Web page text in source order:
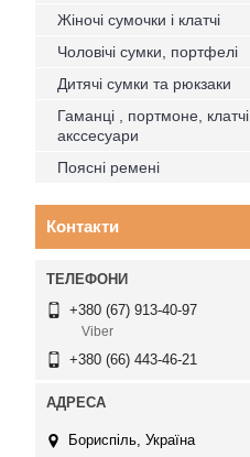
Жіночі сумочки і клатчі
Чоловічі сумки, портфелі
Дитячі сумки та рюкзаки
Гаманці , портмоне, клатчі,
акссесуари
Поясні ремені
Контакти
+380 (67) 913-40-97
Viber
+380 (66) 443-46-21
Бориспіль, Україна